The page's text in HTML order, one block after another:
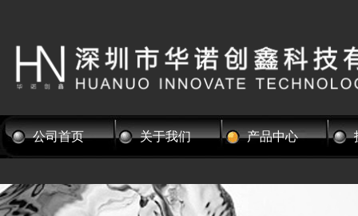
公司首页 关于我们 产品中心